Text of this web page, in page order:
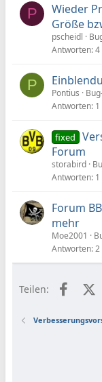
P
Wieder
Größe
pscheidl
Antworten 4
P Pontius
Antworten 1
fixed
Forum
storabird
Antworten 1
Forum
mehr
Moe2001
Antworten 2
Teilen: